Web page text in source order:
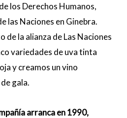
los Derechos Humanos,
las Naciones en Ginebra.
de la alianza de Las Naciones
variedades de uva tinta
y creamos un vino
gala.
arranca en 1990,